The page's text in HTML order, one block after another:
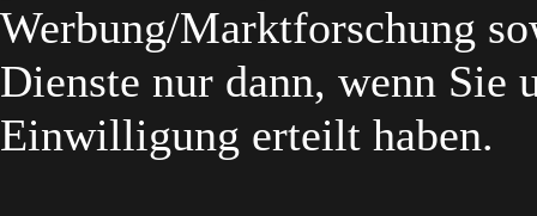
Werbung/Marktforschung
Dienste nur dann, wenn Sie
Einwilligung erteilt haben.